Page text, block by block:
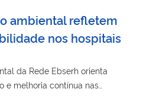
ambiental refletem
nos hospitais
da Rede Ebserh orienta
e melhoria contínua nas